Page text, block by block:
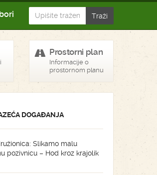
Prostorni plan
Informacije o
prostornom planu
DOGAĐANJA
Slikamo malu
pozivnicu – Hod kroz krajolik